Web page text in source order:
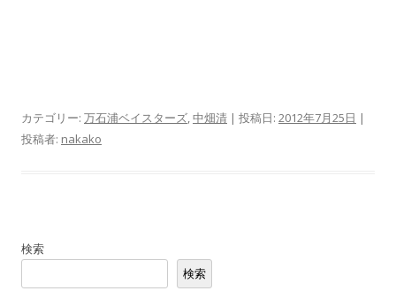
カテゴリー: 万石浦ベイスターズ,中畑清 | 投稿日: 2012年7月25日 |
投稿者: nakako
検索
検索